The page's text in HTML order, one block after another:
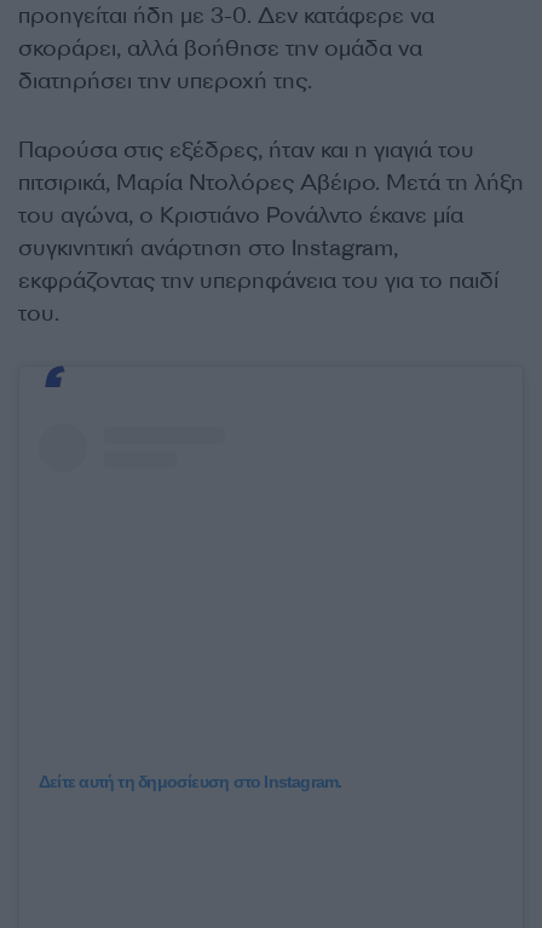
προηγείται ήδη με 3-0. Δεν κατάφερε να
σκοράρει, αλλά βοήθησε την ομάδα να
διατηρήσει την υπεροχή της.
Παρούσα στις εξέδρες, ήταν και η γιαγιά του
πιτσιρικά, Μαρία Ντολόρες Αβέιρο. Μετά τη λήξη
του αγώνα, ο Κριστιάνο Ρονάλντο έκανε μία
συγκινητική ανάρτηση στο Instagram,
εκφράζοντας την υπερηφάνεια του για το παιδί
του.
Δείτε αυτή τη δημοσίευση στο Instagram.